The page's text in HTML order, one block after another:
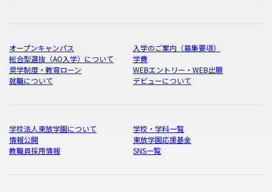
オープンキャンパス
入学のご案内（募集要項）
総合型選抜（AO入学）について
学費
奨学制度・教育ローン
WEBエントリー・WEB出願
就職について
デビューについて
学校法人東放学園について
学校・学科一覧
情報公開
東放学園応援基金
教職員採用情報
SNS一覧